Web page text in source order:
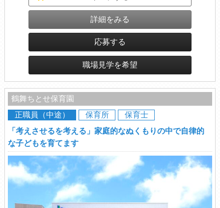
詳細をみる
応募する
職場見学を希望
鶴舞ちとせ保育園
正職員（中途）
保育所
保育士
「考えさせるを考える」家庭的なぬくもりの中で自律的
な子どもを育てます